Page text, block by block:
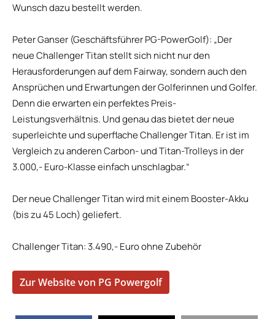
Wunsch dazu bestellt werden.
Peter Ganser (Geschäftsführer PG-PowerGolf): „Der
neue Challenger Titan stellt sich nicht nur den
Herausforderungen auf dem Fairway, sondern auch den
Ansprüchen und Erwartungen der Golferinnen und Golfer.
Denn die erwarten ein perfektes Preis-
Leistungsverhältnis. Und genau das bietet der neue
superleichte und superflache Challenger Titan. Er ist im
Vergleich zu anderen Carbon- und Titan-Trolleys in der
3.000,- Euro-Klasse einfach unschlagbar.“
Der neue Challenger Titan wird mit einem Booster-Akku
(bis zu 45 Loch) geliefert.
Challenger Titan: 3.490,- Euro ohne Zubehör
Zur Website von PG Powergolf